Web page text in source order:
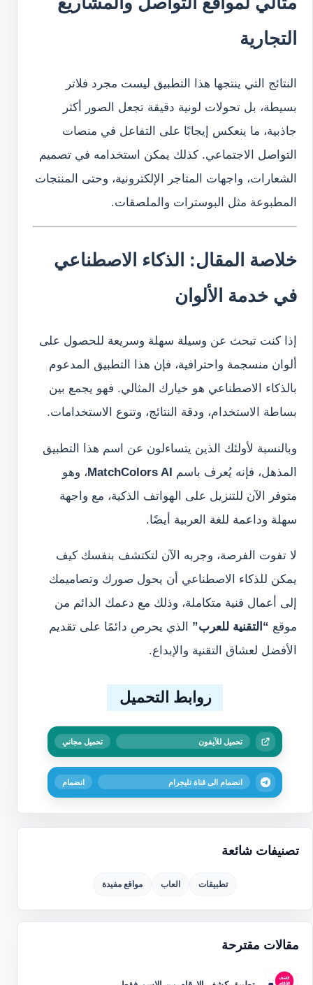
تصنيفات شائعة
تطبيقات العاب مواقع مفيدة
مقالات مقترحة
التجارية
النتائج التي ينتجها هذا التطبيق ليست مجرد فلاتر
بسيطة، بل تحولات لونية دقيقة تجعل الصور أكثر
جاذبية، ما ينعكس إيجابًا على التفاعل في منصات
التواصل الاجتماعي. كذلك يمكن استخدامه في تصميم
الشعارات، واجهات المتاجر الإلكترونية، وحتى المنتجات
المطبوعة مثل البوسترات والملصقات.
خلاصة المقال: الذكاء الاصطناعي
في خدمة الألوان
إذا كنت تبحث عن وسيلة سهلة وسريعة للحصول على
ألوان منسجمة واحترافية، فإن هذا التطبيق المدعوم
بالذكاء الاصطناعي هو خيارك المثالي. فهو يجمع بين
بساطة الاستخدام، ودقة النتائج، وتنوع الاستخدامات.
وبالنسبة لأولئك الذين يتساءلون عن اسم هذا التطبيق
المذهل، فإنه يُعرف باسم MatchColors AI، وهو
متوفر الآن للتنزيل على الهواتف الذكية، مع واجهة
سهلة وداعمة للغة العربية أيضًا.
لا تفوت الفرصة، وجربه الآن لتكتشف بنفسك كيف
يمكن للذكاء الاصطناعي أن يحول صورك وتصاميمك
إلى أعمال فنية متكاملة، وذلك مع دعمك الدائم من
موقع “التقنية للعرب” الذي يحرص دائمًا على تقديم
الأفضل لعشاق التقنية والإبداع.
روابط التحميل
تحميل للآيفون تحميل مجاني
انضمام الى قناة تليجرام انضمام